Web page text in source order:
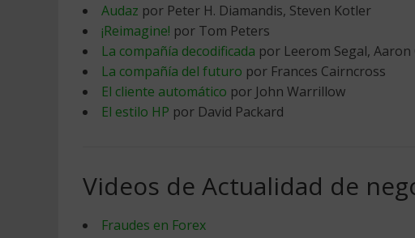
Audaz por Peter H. Diamandis, Steven Kotler
¡Reimagine! por Tom Peters
La compañía decodificada por Leerom Segal, Aaron
La compañía del futuro por Frances Cairncross
El cliente automático por John Warrillow
El estilo HP por David Packard
Videos de Actualidad de
Fraudes en Forex